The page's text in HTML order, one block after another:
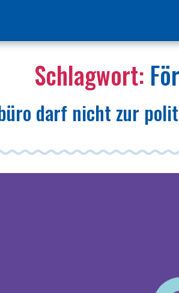
Schlagwort:
darf nicht zur